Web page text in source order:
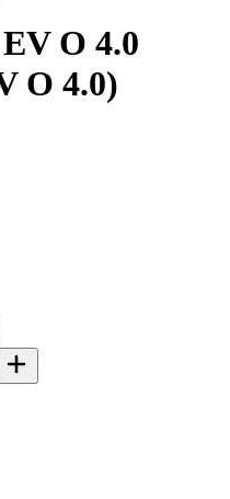
O 4.0
O 4.0)